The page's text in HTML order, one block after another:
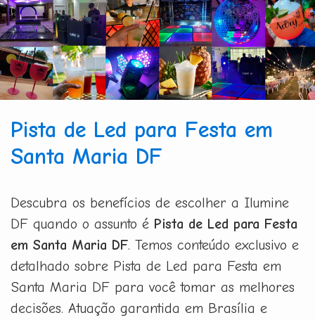
Pista de Led para Festa em
Santa Maria DF
Descubra os benefícios de escolher a Ilumine
DF quando o assunto é Pista de Led para Festa
em Santa Maria DF. Temos conteúdo exclusivo e
detalhado sobre Pista de Led para Festa em
Santa Maria DF para você tomar as melhores
decisões. Atuação garantida em Brasília e